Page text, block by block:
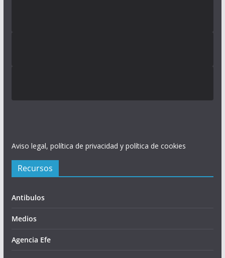
Aviso legal, política de privacidad y política de cookies
Recursos
Antibulos
Medios
Agencia Efe